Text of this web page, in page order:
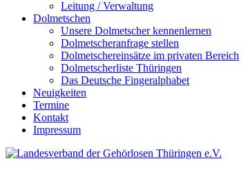
Leitung / Verwaltung
Dolmetschen
Unsere Dolmetscher kennenlernen
Dolmetscheranfrage stellen
Dolmetschereinsätze im privaten Bereich
Dolmetscherliste Thüringen
Das Deutsche Fingeralphabet
Neuigkeiten
Termine
Kontakt
Impressum